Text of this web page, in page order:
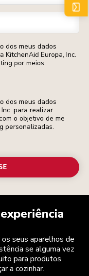
dos meus dados
KitchenAid Europa, Inc.
por meios
dos meus dados
para realizar
o objetivo de me
personalizadas.
seus aparelhos de
se alguma vez
para produtos
a cozinhar.